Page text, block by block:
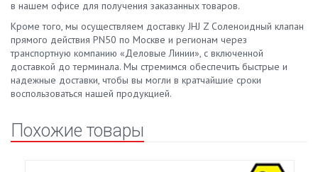
в нашем офисе для получения заказанных товаров.
Кроме того, мы осуществляем доставку JHJ Z Соленоидный клапан
прямого действия PN50 по Москве и регионам через
транспортную компанию «Деловые Линии», с включенной
доставкой до терминала. Мы стремимся обеспечить быстрые и
надежные доставки, чтобы вы могли в кратчайшие сроки
воспользоваться нашей продукцией.
Похожие товары